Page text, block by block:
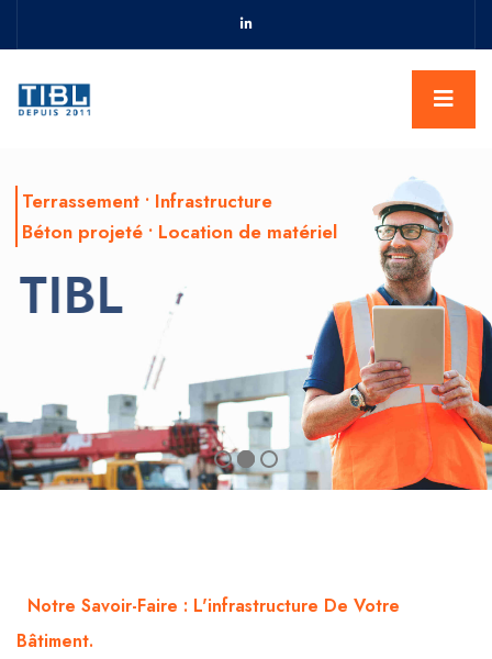
TIBL
Nos réalisations
Terrassement • Infrastructure
Béton projeté • Location de matériel
Contact
Notre Savoir-Faire : L'infrastructure De Votre
Bâtiment.